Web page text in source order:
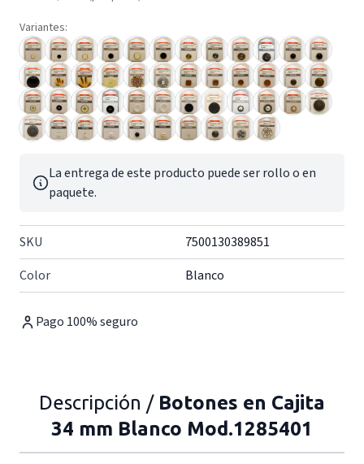
Variantes:
La entrega de este producto puede ser rollo o en
paquete.
SKU
7500130389851
Color
Blanco
Pago 100% seguro
Descripción / Botones en Cajita
34 mm Blanco Mod.1285401